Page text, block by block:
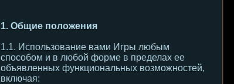
1. Общие положения
1.1. Использование вами Игры любым
способом и в любой форме в пределах ее
объявленных функциональных возможностей,
включая: